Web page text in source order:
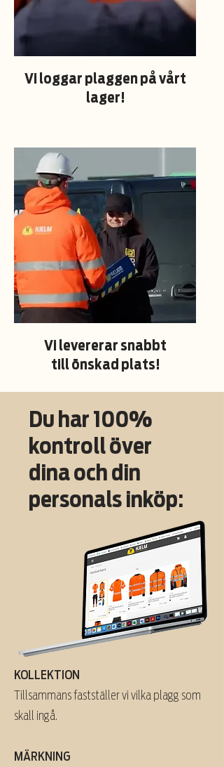
Vi loggar plaggen på vårt
lager!
Vi levererar snabbt
till önskad plats!
Du har 100%
kontroll över
dina och din
personals inköp:
KOLLEKTION
Tillsammans fastställer vi vilka plagg som
skall ingå.
MÄRKNING